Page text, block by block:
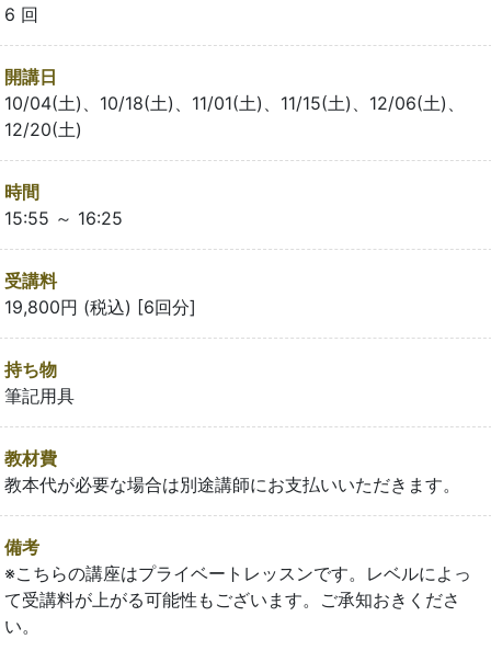
6 回
開講日
10/04(土)、10/18(土)、11/01(土)、11/15(土)、12/06(土)、
12/20(土)
時間
15:55 ～ 16:25
受講料
19,800円 (税込) [6回分]
持ち物
筆記用具
教材費
教本代が必要な場合は別途講師にお支払いいただきます。
備考
※こちらの講座はプライベートレッスンです。レベルによっ
て受講料が上がる可能性もございます。ご承知おきくださ
い。